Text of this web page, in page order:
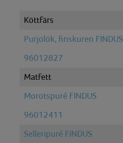
Köttfärs
Purjolök, finskuren FINDUS
96012827
Matfett
Morotspuré FINDUS
96012411
Selleripuré FINDUS